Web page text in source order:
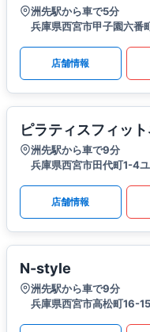
洲先駅から車で5分
兵庫県西宮市甲子園六番
店舗情報
ピラティスフィッ
洲先駅から車で9分
兵庫県西宮市田代町1-4
店舗情報
N-style
洲先駅から車で9分
兵庫県西宮市高松町16-